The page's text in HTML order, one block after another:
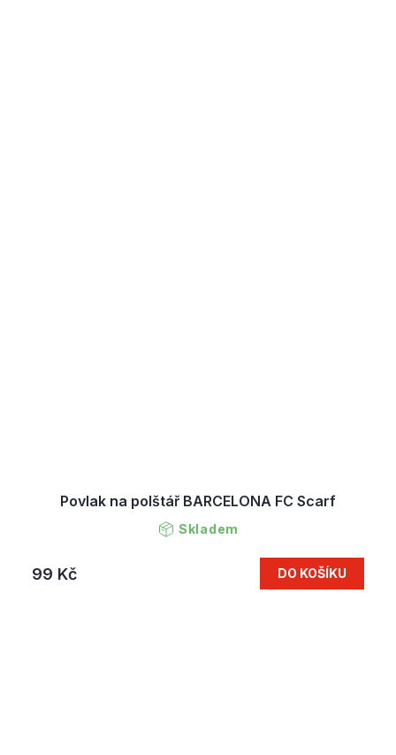
Povlak na polštář BARCELONA FC Scarf
Skladem
99 Kč DO KOŠÍKU